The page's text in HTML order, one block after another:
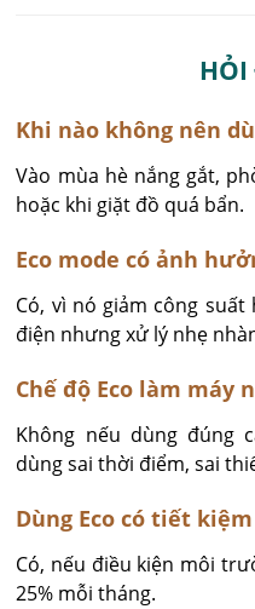
HỎI
Khi nào không nên
Vào mùa hè nắng gắt,
hoặc khi giặt đồ quá bẩn.
Eco mode có ảnh
Có, vì nó giảm công
điện nhưng xử lý nhẹ
Chế độ Eco làm máy
Không nếu dùng đúng
dùng sai thời điểm, sai
Dùng Eco có tiết
Có, nếu điều kiện môi
25% mỗi tháng.